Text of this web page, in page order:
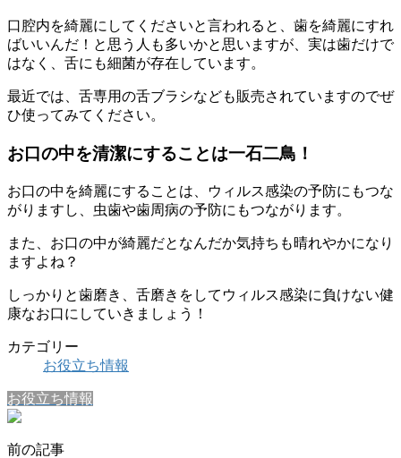
口腔内を綺麗にしてくださいと言われると、歯を綺麗にすれ
ばいいんだ！と思う人も多いかと思いますが、実は歯だけで
はなく、舌にも細菌が存在しています。
最近では、舌専用の舌ブラシなども販売されていますのでぜ
ひ使ってみてください。
お口の中を清潔にすることは一石二鳥！
お口の中を綺麗にすることは、ウィルス感染の予防にもつな
がりますし、虫歯や歯周病の予防にもつながります。
また、お口の中が綺麗だとなんだか気持ちも晴れやかになり
ますよね？
しっかりと歯磨き、舌磨きをしてウィルス感染に負けない健
康なお口にしていきましょう！
カテゴリー
お役立ち情報
お役立ち情報
前の記事